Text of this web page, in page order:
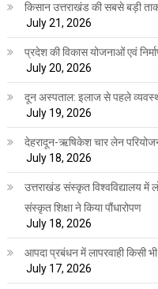
किसान उत्तराखंड की सबसे बड़ी
July 21, 2026
प्रदेश की विकास योजनाओं एवं
July 20, 2026
दून अस्पताल: इलाज से पहले
July 19, 2026
देहरादून-ऋषिकेश चार लेन
July 18, 2026
उत्तराखंड संस्कृत विश्वविद्यालय में
संस्कृत शिक्षा ने किया पौंधारोपण
July 18, 2026
आपदा प्रबंधन में लापरवाही किसी भी
July 17, 2026